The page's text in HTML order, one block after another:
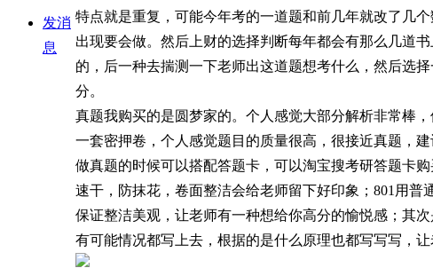
发消
息
特点就是重复，可能今年考的一道题和前几年就改了几
出现要会做。然后上财的选择判断每年都会有那么几道
的，后一种去揣测一下老师出这道题想考什么，然后选
分。
真题我购买的是圆梦家的。个人感觉大部分解析非常棒
一套密押卷，个人感觉题目的质量很高，很接近真题，
做真题的时候可以搭配答题卡，可以淘宝搜考研答题卡
速干，防抹花，卷面整洁会给老师留下好印象；801用
保证整洁美观，让老师有一种想给你高分的愉悦感；其
有可能情况都写上去，根据的是什么原理也都写写写，